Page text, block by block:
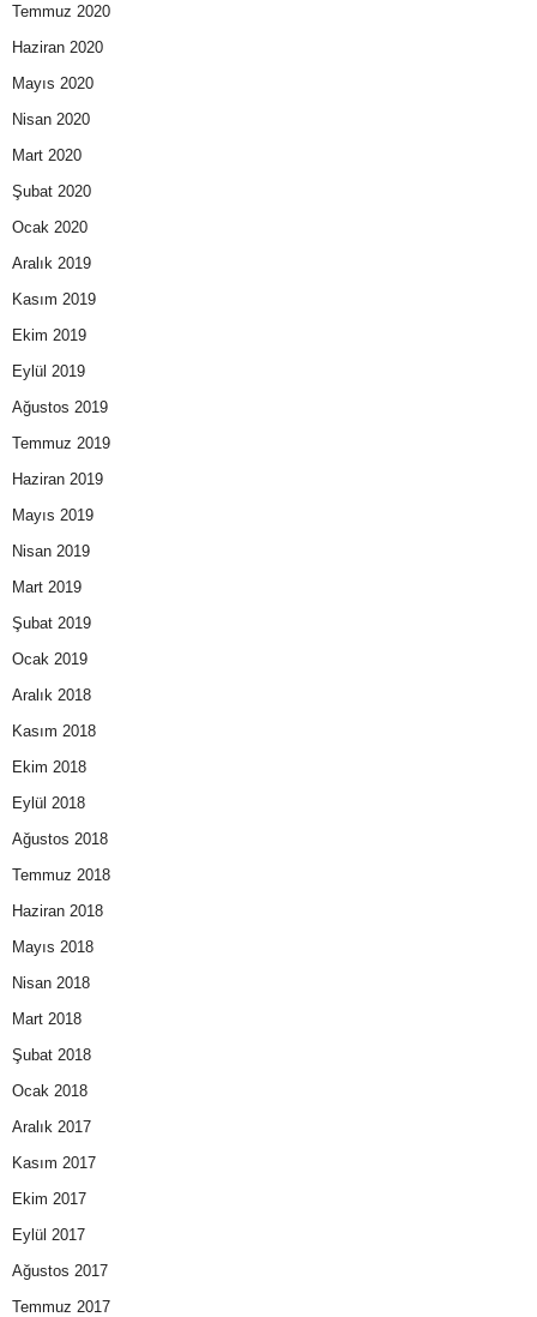
Temmuz 2020
Haziran 2020
Mayıs 2020
Nisan 2020
Mart 2020
Şubat 2020
Ocak 2020
Aralık 2019
Kasım 2019
Ekim 2019
Eylül 2019
Ağustos 2019
Temmuz 2019
Haziran 2019
Mayıs 2019
Nisan 2019
Mart 2019
Şubat 2019
Ocak 2019
Aralık 2018
Kasım 2018
Ekim 2018
Eylül 2018
Ağustos 2018
Temmuz 2018
Haziran 2018
Mayıs 2018
Nisan 2018
Mart 2018
Şubat 2018
Ocak 2018
Aralık 2017
Kasım 2017
Ekim 2017
Eylül 2017
Ağustos 2017
Temmuz 2017